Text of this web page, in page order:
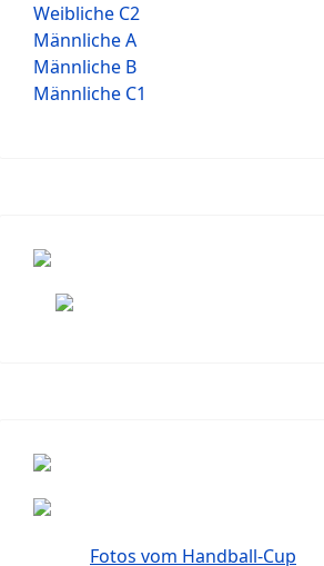
Weibliche C2
Männliche A
Männliche B
Männliche C1
Fotos vom Handball-Cup